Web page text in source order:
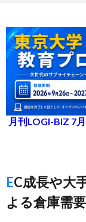
月刊LOGI-BIZ 7
EC成長や大手ドラッグストア進出などに
よる倉庫需